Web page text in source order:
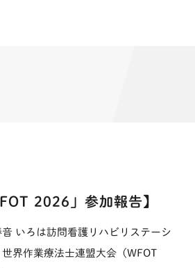
2026」参加報告】
いろは訪問看護リハビリステーシ
界作業療法士連盟大会（WFOT